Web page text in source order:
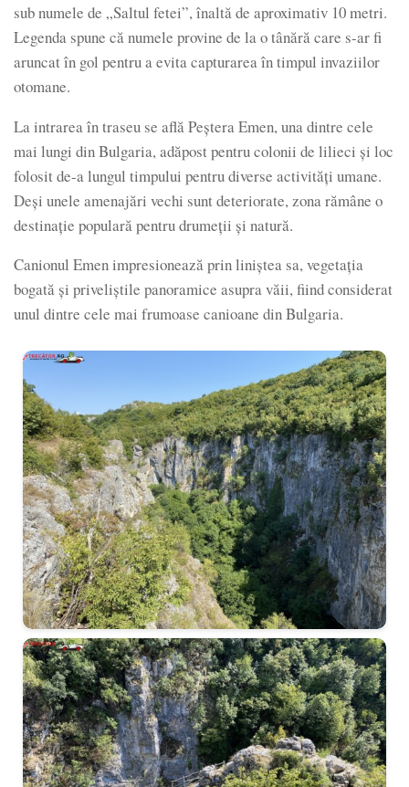
sub numele de „Saltul fetei”, înaltă de aproximativ 10 metri.
Legenda spune că numele provine de la o tânără care s-ar fi
aruncat în gol pentru a evita capturarea în timpul invaziilor
otomane.
La intrarea în traseu se află Peștera Emen, una dintre cele
mai lungi din Bulgaria, adăpost pentru colonii de lilieci și loc
folosit de-a lungul timpului pentru diverse activități umane.
Deși unele amenajări vechi sunt deteriorate, zona rămâne o
destinație populară pentru drumeții și natură.
Canionul Emen impresionează prin liniștea sa, vegetația
bogată și priveliștile panoramice asupra văii, fiind considerat
unul dintre cele mai frumoase canioane din Bulgaria.